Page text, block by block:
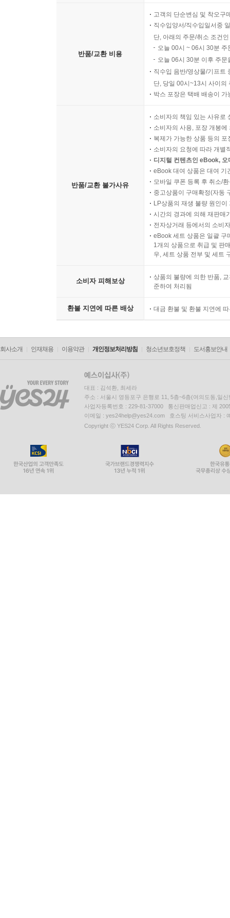
반품/교환 비용
고객의 단순변심 및 착오구
직수입양서/직수입일서중
단, 아래의 주문/취소 조건
오늘 00시 ~ 06시 30분
오늘 06시 30분 이후 주
직수입 음반/영상물/기프트
단, 당일 00시~13시 사이의
박스 포장은 택배 배송이
반품/교환 불가사유
소비자의 책임 있는 사유로
소비자의 사용, 포장 개봉
복제가 가능한 상품 등의
소비자의 요청에 따라 개별
디지털 컨텐츠인 eBook,
eBook 대여 상품은 대여 기
모바일 쿠폰 등록 후 취소/
중고상품이 구매확정(자동
LP상품의 재생 불량 원인
시간의 경과에 의해 재판매
전자상거래 등에서의 소비
eBook 세트 상품은 일괄 구
1개의 상품으로 취급 및 판
우, 세트 상품 전부 및 세트
소비자 피해보상
상품의 불량에 의한 반품,
준하여 처리됨
환불 지연에 따른 배상 대금 환불 및 환불 지연에
회사소개 인재채용 이용약관 개인정보처리방침 청소년보호정책 도서홍보안내
대표 : 김석환, 최세라
주소 : 서울시 영등포구 은행로 11, 5층~6층(여의도동,일신
사업자등록번호 : 229-81-37000 통신판매업신고 : 제
이메일 : yes24help@yes24.com 호스팅 서비스사업자 :
Copyright ⓒ YES24 Corp. All Rights Reserved.